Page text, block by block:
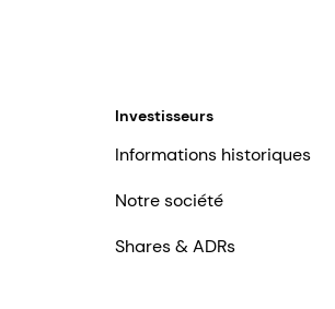
Investisseurs
Informations historiques
Notre société
Shares & ADRs